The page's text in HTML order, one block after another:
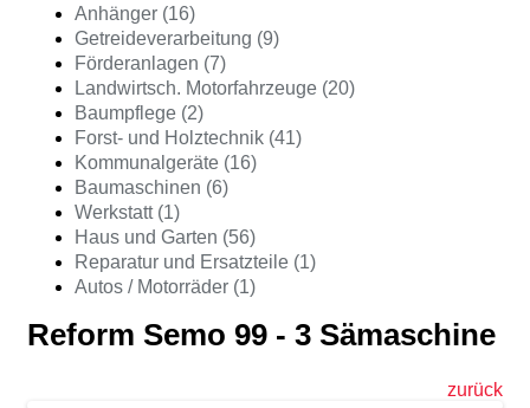
Anhänger (16)
Getreideverarbeitung (9)
Förderanlagen (7)
Landwirtsch. Motorfahrzeuge (20)
Baumpflege (2)
Forst- und Holztechnik (41)
Kommunalgeräte (16)
Baumaschinen (6)
Werkstatt (1)
Haus und Garten (56)
Reparatur und Ersatzteile (1)
Autos / Motorräder (1)
Reform Semo 99 - 3 Sämaschine
zurück